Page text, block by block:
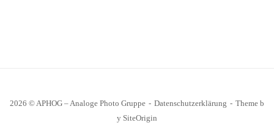
2026 © APHOG – Analoge Photo Gruppe Datenschutzerklärung
Theme b
y SiteOrigin